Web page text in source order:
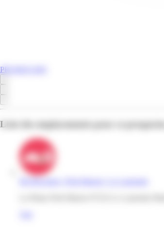
PROMOS.MQ
Liste des emplacements pour ce prospectus
Mr Bricolage | Petit Manoir | Le Lamentin